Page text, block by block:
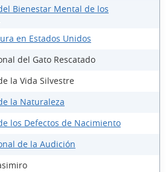
Bienestar Mental de los
en Estados Unidos
del Gato Rescatado
la Vida Silvestre
la Naturaleza
los Defectos de Nacimiento
de la Audición